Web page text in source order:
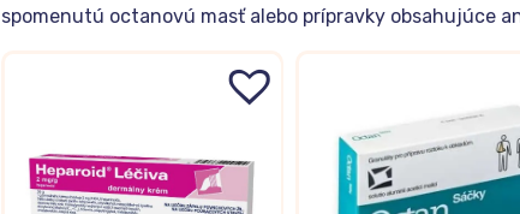
spomenutú octanovú masť alebo prípravky obsahujúce